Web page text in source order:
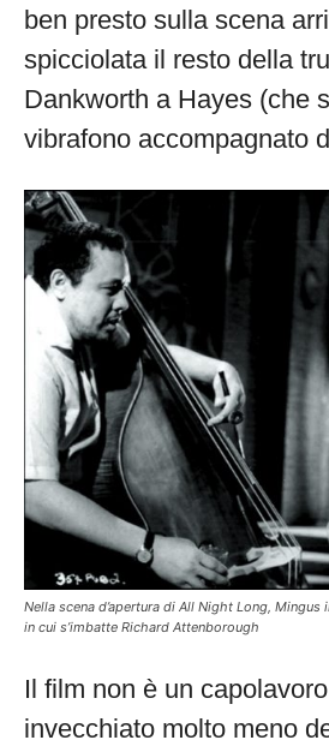
ben presto sulla scena
spicciolata il resto della
Dankworth a Hayes (che
vibrafono accompagnato
Nella scena d’apertura di All Night Long,
in cui s’imbatte Richard Attenborough
Il film non è un
invecchiato molto meno